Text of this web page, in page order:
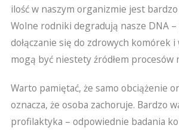
ilość w naszym organizmie jest
Wolne rodniki degradują nasze DNA
dołączanie się do zdrowych komórek
mogą być niestety źródłem procesów
Warto pamiętać, że samo obciążenie
oznacza, że osoba zachoruje. Bardzo
profilaktyka – odpowiednie badania